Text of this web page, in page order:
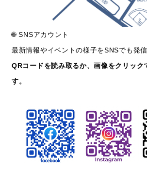
🌐 SNSアカウント
最新情報やイベントの様子をSNSでも発信
QRコードを読み取るか、画像をクリック
す。